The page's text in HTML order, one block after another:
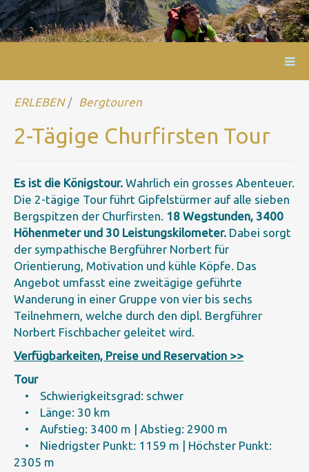
ERLEBEN Bergtouren
2-Tägige Churfirsten Tour
Es ist die Königstour. Wahrlich ein grosses Abenteuer.
Die 2-tägige Tour führt Gipfelstürmer auf alle sieben
Bergspitzen der Churfirsten. 18 Wegstunden, 3400
Höhenmeter und 30 Leistungskilometer. Dabei sorgt
der sympathische Bergführer Norbert für
Orientierung, Motivation und kühle Köpfe. Das
Angebot umfasst eine zweitägige geführte
Wanderung in einer Gruppe von vier bis sechs
Teilnehmern, welche durch den dipl. Bergführer
Norbert Fischbacher geleitet wird.
Verfügbarkeiten, Preise und Reservation >>
Tour
• Schwierigkeitsgrad: schwer
• Länge: 30 km
• Aufstieg: 3400 m | Abstieg: 2900 m
• Niedrigster Punkt: 1159 m | Höchster Punkt:
2305 m